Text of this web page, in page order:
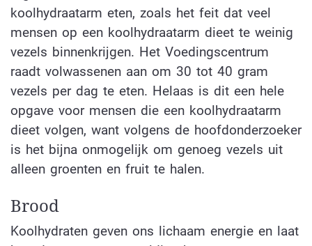
koolhydraatarm eten, zoals het feit dat veel
mensen op een koolhydraatarm dieet te weinig
vezels binnenkrijgen. Het Voedingscentrum
raadt volwassenen aan om 30 tot 40 gram
vezels per dag te eten. Helaas is dit een hele
opgave voor mensen die een koolhydraatarm
dieet volgen, want volgens de hoofdonderzoeker
is het bijna onmogelijk om genoeg vezels uit
alleen groenten en fruit te halen.
Brood
Koolhydraten geven ons lichaam energie en laat